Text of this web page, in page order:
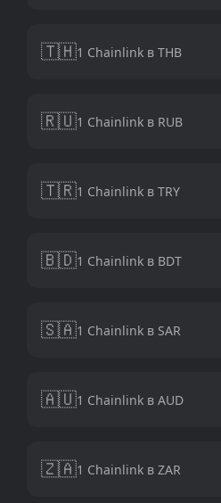
🇹🇭1 Chainlink в THB
🇷🇺1 Chainlink в RUB
🇹🇷1 Chainlink в TRY
🇧🇩1 Chainlink в BDT
🇸🇦1 Chainlink в SAR
🇦🇺1 Chainlink в AUD
🇿🇦1 Chainlink в ZAR